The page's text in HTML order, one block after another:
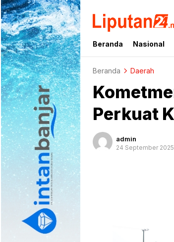
liputan24.net
Beranda Nasional
Beranda Daerah
Perkuat
admin
24 September 2025